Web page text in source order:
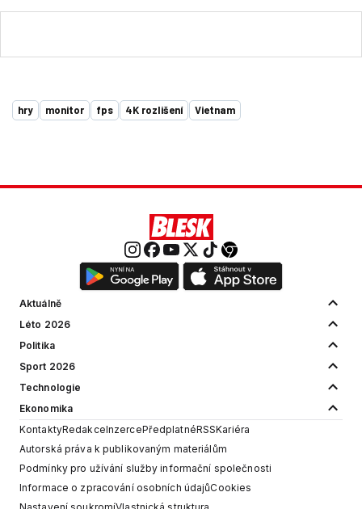
hry monitor fps 4K rozlišení Vietnam
Aktuálně
Léto 2026
Politika
Sport 2026
Technologie
Ekonomika
KontaktyRedakceInzercePředplatnéRSSKariéra
Autorská práva k publikovaným materiálům
Podmínky pro užívání služby informační společnosti
Informace o zpracování osobních údajůCookies